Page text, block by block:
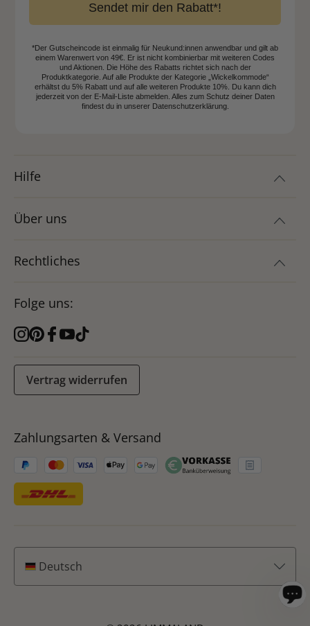
Sendet mir den Rabatt*!
*Der Gutscheincode ist einmalig für Neukund:innen anwendbar und gilt ab
einem Warenwert von 49€. Er ist nicht kombinierbar mit weiteren Codes
und Aktionen. Die Höhe des Rabatts richtet sich nach der
Produktkategorie. Auf alle Produkte der Kategorie „Wickelkommode“
erhältst du 5% Rabatt und auf alle weiteren Produkte 10%. Du kann dich
jederzeit von der E-Mail-Liste abmelden. Alles zum Schutz deiner Daten
findest du in unserer Datenschutzerklärung.
Hilfe
Über uns
Rechtliches
Folge uns:
Vertrag widerrufen
Zahlungsarten & Versand
Deutsch